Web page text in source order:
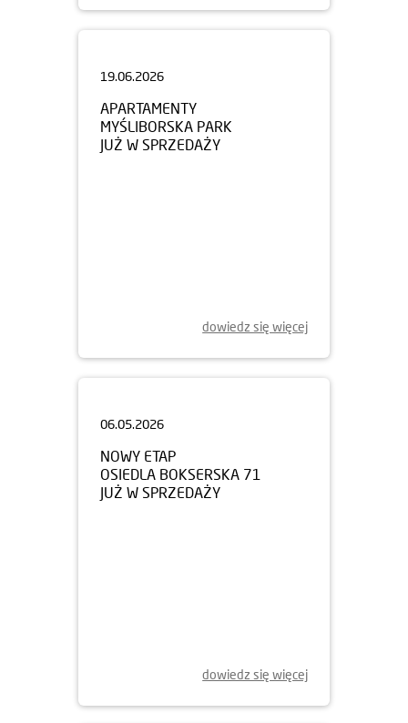
APARTAMENTY
MYŚLIBORSKA PARK
JUŻ W SPRZEDAŻY
dowiedz się więcej
NOWY ETAP
OSIEDLA BOKSERSKA 71
JUŻ W SPRZEDAŻY
dowiedz się więcej